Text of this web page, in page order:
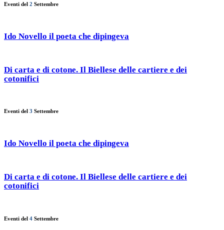
Eventi del 2 Settembre
Ido Novello il poeta che dipingeva
Di carta e di cotone. Il Biellese delle cartiere e dei
cotonifici
Eventi del 3 Settembre
Ido Novello il poeta che dipingeva
Di carta e di cotone. Il Biellese delle cartiere e dei
cotonifici
Eventi del 4 Settembre